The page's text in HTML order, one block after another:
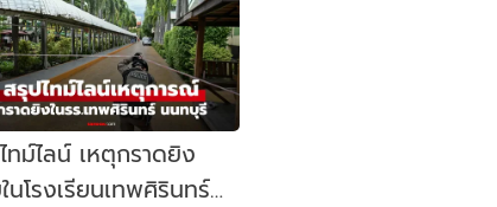
ทม์ไลน์ เหตุกราดยิง
นโรงเรียนเทพศิรินทร์